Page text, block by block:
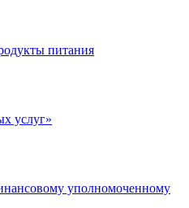
питания
услуг»
уполномоченному